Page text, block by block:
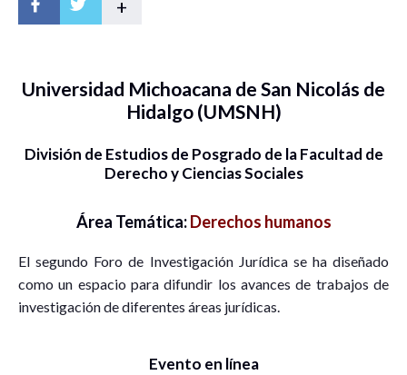
+
Universidad Michoacana de San Nicolás de
Hidalgo (UMSNH)
División de Estudios de Posgrado de la Facultad de
Derecho y Ciencias Sociales
Área Temática:Derechos humanos
El segundo Foro de Investigación Jurídica se ha diseñado
como un espacio para difundir los avances de trabajos de
investigación de diferentes áreas jurídicas.
Evento en línea